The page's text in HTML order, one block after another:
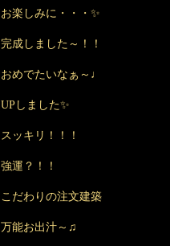
お楽しみに・・・✨
完成しました～！！
おめでたいなぁ～♩
UPしました✨
スッキリ！！！
強運？！！
こだわりの注文建築
万能お出汁～♫